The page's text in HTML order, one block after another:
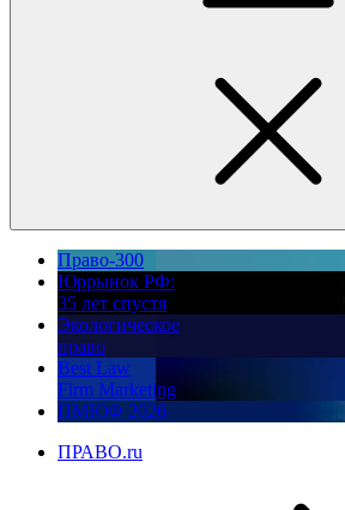
Право-300
Юррынок РФ:
35 лет спустя
Экологическое
право
Best Law
Firm Marketing
ПМЮФ 2026
ПРАВО.ru